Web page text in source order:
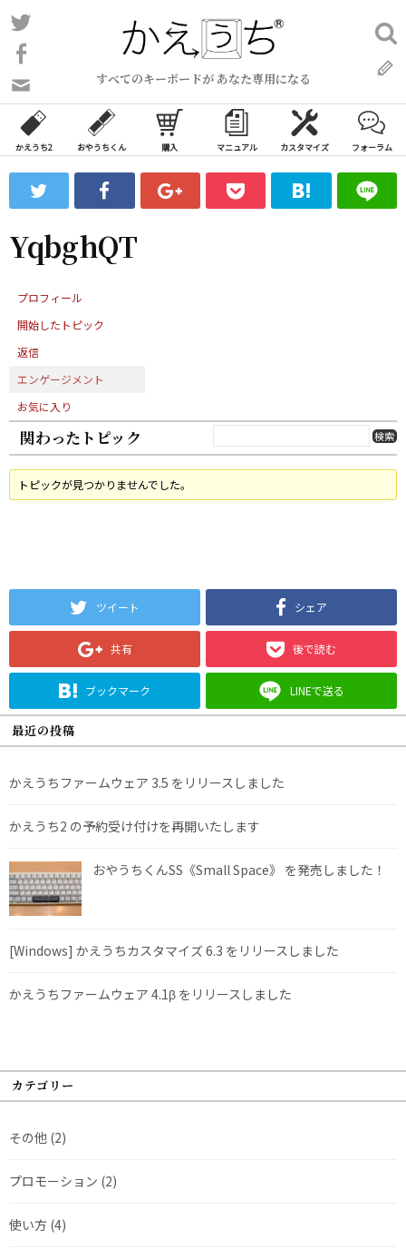
コ
ン
ン
ツ
ス
ッ
プ
すべてのキーボードが あなた専用になる
い
合
わ
フ
ォ
ム
検
索:
かえうち2 おやうちくん 購入 マニュアル カスタマイズ フォーラム
YqbghQT
プロフィール
開始したトピック
返信
エンゲージメント
お気に入り
関わったトピック
トピックが見つかりませんでした。
ツイート シェア
共有 後で読む
ブックマーク LINEで送る
最近の投稿
かえうちファームウェア 3.5 をリリースしました
かえうち2 の予約受け付けを再開いたします
おやうちくんSS《Small Space》 を発売しました！
[Windows] かえうちカスタマイズ 6.3 をリリースしました
かえうちファームウェア 4.1β をリリースしました
カテゴリー
その他 (2)
プロモーション (2)
使い方 (4)